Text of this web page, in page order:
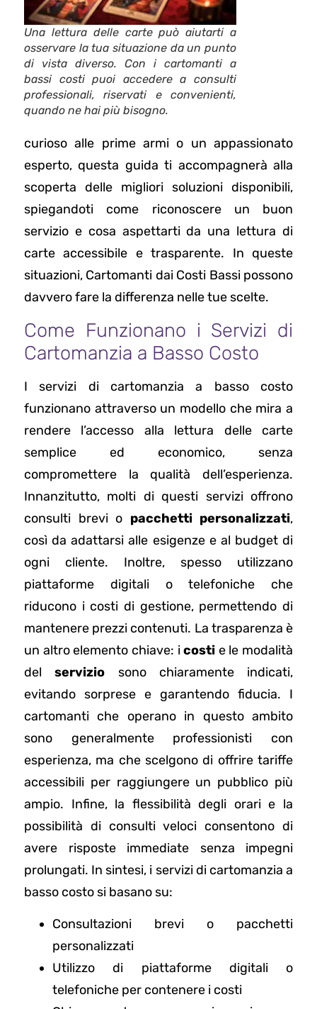
Una lettura delle carte può aiutarti a
osservare la tua situazione da un punto
di vista diverso. Con i cartomanti a
bassi costi puoi accedere a consulti
professionali, riservati e convenienti,
quando ne hai più bisogno.
curioso alle prime armi o un appassionato
esperto, questa guida ti accompagnerà alla
scoperta delle migliori soluzioni disponibili,
spiegandoti come riconoscere un buon
servizio e cosa aspettarti da una lettura di
carte accessibile e trasparente. In queste
situazioni, Cartomanti dai Costi Bassi possono
davvero fare la differenza nelle tue scelte.
Come Funzionano i Servizi di
Cartomanzia a Basso Costo
I servizi di cartomanzia a basso costo
funzionano attraverso un modello che mira a
rendere l’accesso alla lettura delle carte
semplice ed economico, senza
compromettere la qualità dell’esperienza.
Innanzitutto, molti di questi servizi offrono
consulti brevi o pacchetti personalizzati,
così da adattarsi alle esigenze e al budget di
ogni cliente. Inoltre, spesso utilizzano
piattaforme digitali o telefoniche che
riducono i costi di gestione, permettendo di
mantenere prezzi contenuti. La trasparenza è
un altro elemento chiave: icosti e le modalità
delservizio sono chiaramente indicati,
evitando sorprese e garantendo fiducia. I
cartomanti che operano in questo ambito
sono generalmente professionisti con
esperienza, ma che scelgono di offrire tariffe
accessibili per raggiungere un pubblico più
ampio. Infine, la flessibilità degli orari e la
possibilità di consulti veloci consentono di
avere risposte immediate senza impegni
prolungati. In sintesi, i servizi di cartomanzia a
basso costo si basano su:
Consultazioni brevi o pacchetti
personalizzati
Utilizzo di piattaforme digitali o
telefoniche per contenere i costi